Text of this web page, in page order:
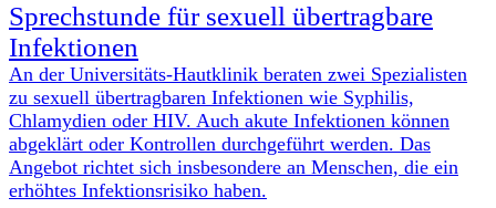
Sprechstunde für sexuell übertragbare
Infektionen
An der Universitäts-Hautklinik beraten zwei Spezialisten
zu sexuell übertragbaren Infektionen wie Syphilis,
Chlamydien oder HIV. Auch akute Infektionen können
abgeklärt oder Kontrollen durchgeführt werden. Das
Angebot richtet sich insbesondere an Menschen, die ein
erhöhtes Infektionsrisiko haben.